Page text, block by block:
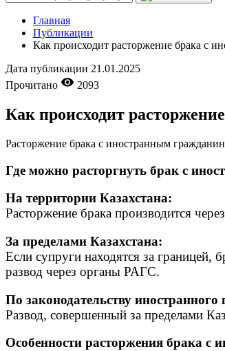
Главная
Публикации
Как происходит расторжение брака с
Дата публикации 21.01.2025
Прочитано
2093
Как происходит
Расторжение брака с иностранным
Где можно расторгнуть брак с
На территории Казахстана:
Расторжение брака производится
За пределами Казахстана:
Если супруги находятся за границей,
развод через органы РАГС.
По законодательству иностранного
Развод, совершенный за пределами
Особенности расторжения брака с